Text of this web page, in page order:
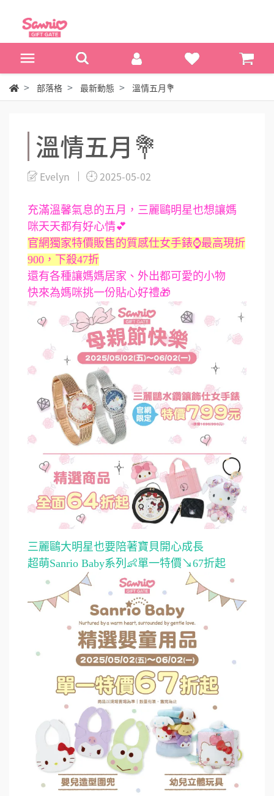
部落格 最新動態 溫情五月💐
溫情五月💐
Evelyn 2025-05-02
充滿溫馨氣息的五月，三麗鷗明星也想讓媽
咪天天都有好心情💕
官網獨家特價販售的質感仕女手錶⌚最高現折
900，下殺47折
還有各種讓媽媽居家、外出都可愛的小物
快來為媽咪挑一份貼心好禮🎁
三麗鷗大明星也要陪著寶貝開心成長
超萌Sanrio Baby系列👶單一特價↘67折起